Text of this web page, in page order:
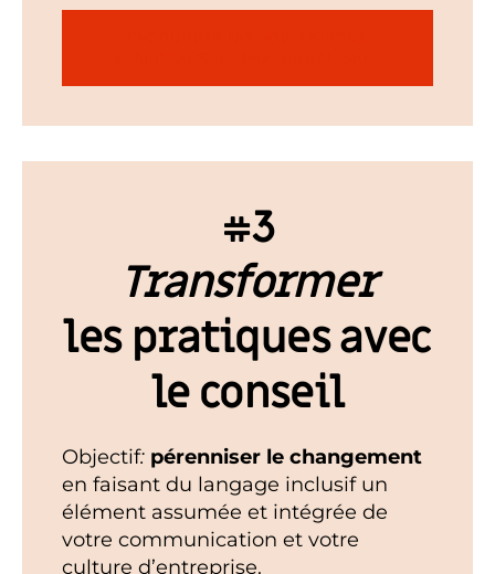
#3
Transformer
les pratiques avec
le conseil
Objectif: pérenniser le changement
en faisant du langage inclusif un
élément assumée et intégrée de
votre communication et votre
culture d’entreprise.